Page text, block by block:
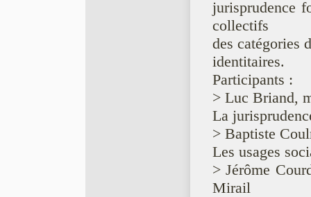
jurisprudence
collectifs
des catégories
identitaires.
Participants :
> Luc Briand,
La
> Baptiste
Les usages
> Jérôme
Mirail